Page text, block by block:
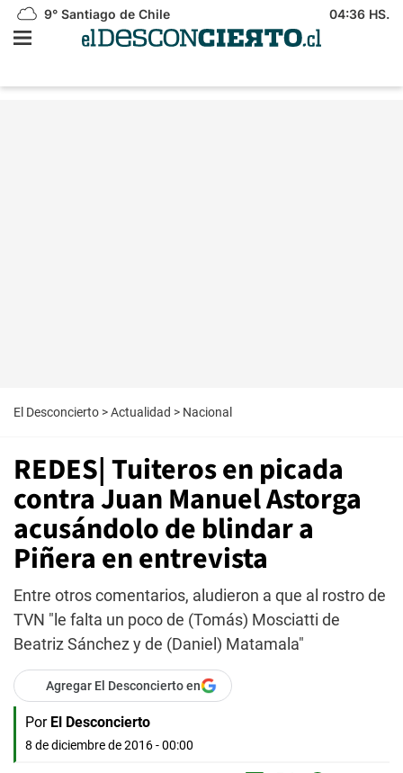
9° Santiago de Chile 04:36 HS.
El Desconcierto >Actualidad > Nacional
REDES| Tuiteros en picada
contra Juan Manuel Astorga
acusándolo de blindar a
Piñera en entrevista
Entre otros comentarios, aludieron a que al rostro de
TVN "le falta un poco de (Tomás) Mosciatti de
Beatriz Sánchez y de (Daniel) Matamala"
Agregar El Desconcierto en
Por El Desconcierto
8 de diciembre de 2016 - 00:00